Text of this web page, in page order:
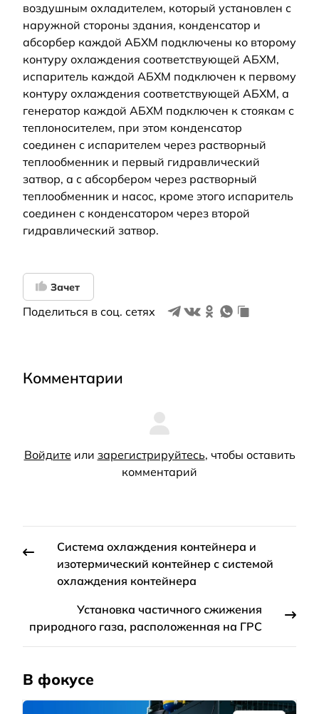
воздушным охладителем, который установлен с
наружной стороны здания, конденсатор и
абсорбер каждой АБХМ подключены ко второму
контуру охлаждения соответствующей АБХМ,
испаритель каждой АБХМ подключен к первому
контуру охлаждения соответствующей АБХМ, а
генератор каждой АБХМ подключен к стоякам с
теплоносителем, при этом конденсатор
соединен с испарителем через растворный
теплообменник и первый гидравлический
затвор, а с абсорбером через растворный
теплообменник и насос, кроме этого испаритель
соединен с конденсатором через второй
гидравлический затвор.
Зачет
Поделиться в соц. сетях
Комментарии
Войдите или зарегистрируйтесь, чтобы оставить
комментарий
Система охлаждения контейнера и
изотермический контейнер с системой
охлаждения контейнера
Установка частичного сжижения
природного газа, расположенная на ГРС
В фокусе